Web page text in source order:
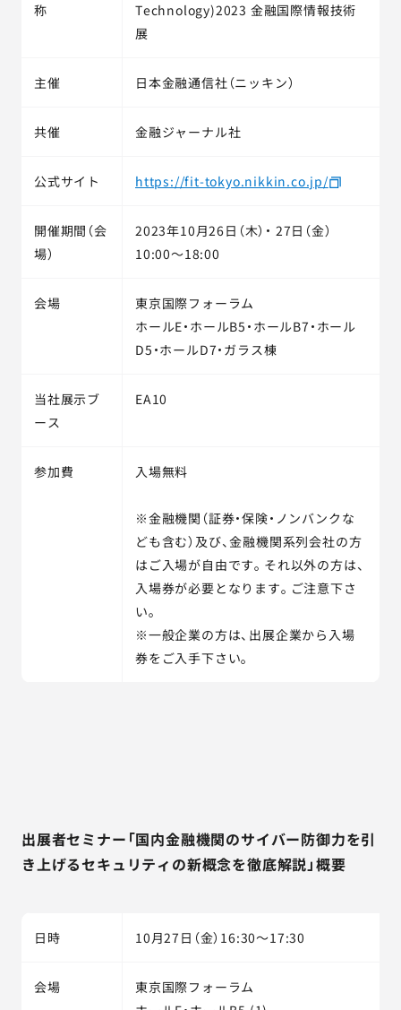
称
Technology)2023 金融国際情報技術
展
主催 日本金融通信社（ニッキン）
共催 金融ジャーナル社
公式サイト https://fit-tokyo.nikkin.co.jp/
開催期間（会
場）
2023年10月26日（木）・ 27日（金）
10:00～18:00
会場
東京国際フォーラム
ホールE・ホールB5・ホールB7・ホール
D5・ホールD7・ガラス棟
当社展示ブ
ース
EA10
参加費 入場無料
※金融機関（証券・保険・ノンバンクな
ども含む）及び、金融機関系列会社の方
はご入場が自由です。それ以外の方は、
入場券が必要となります。ご注意下さ
い。
※一般企業の方は、出展企業から入場
券をご入手下さい。
出展者セミナー「国内金融機関のサイバー防御力を引
き上げるセキュリティの新概念を徹底解説」概要
日時 10月27日（金）16:30～17:30
会場
東京国際フォーラム